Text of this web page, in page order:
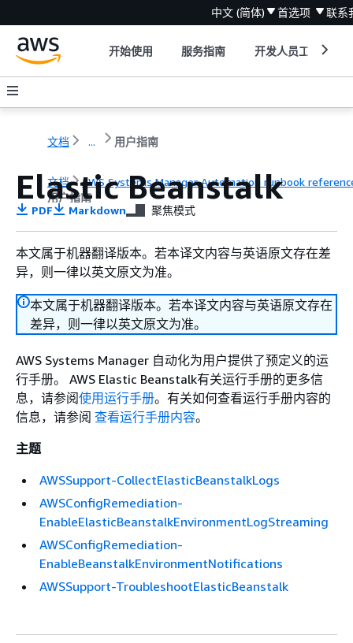
中文 (简体) 首选项 联系
开始使用 服务指南 开发人员工具
文档 ... 用户指南
文档
AWS Systems Manager Automation runbook
用户指南
Elastic Beanstalk
PDF Markdown 聚焦模式
本文属于机器翻译版本。若本译文内容与英语原文存在差
异，则一律以英文原文为准。
本文属于机器翻译版本。若本译文内容与英语原文存在
差异，则一律以英文原文为准。
AWS Systems Manager 自动化为用户提供了预定义的运
行手册。 AWS Elastic Beanstalk有关运行手册的更多信
息，请参阅使用运行手册。有关如何查看运行手册内容的
信息，请参阅 查看运行手册内容。
主题
AWSSupport-CollectElasticBeanstalkLogs
AWSConfigRemediation-
EnableElasticBeanstalkEnvironmentLogStreaming
AWSConfigRemediation-
EnableBeanstalkEnvironmentNotifications
AWSSupport-TroubleshootElasticBeanstalk